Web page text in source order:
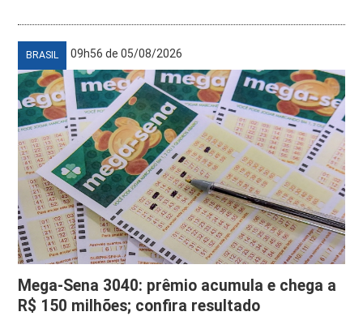
BRASIL 09h56 de 05/08/2026
Mega-Sena 3040: prêmio acumula e chega a
R$ 150 milhões; confira resultado